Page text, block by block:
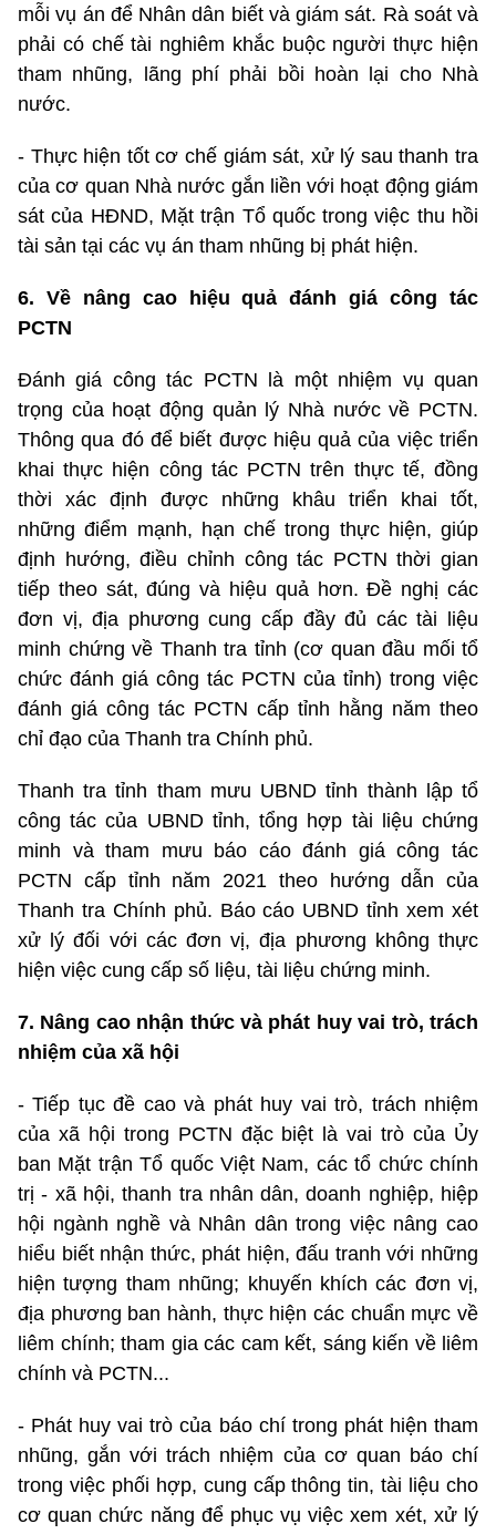
mỗi vụ án để Nhân dân biết và giám sát. Rà soát và
phải có chế tài nghiêm khắc buộc người thực hiện
tham nhũng, lãng phí phải bồi hoàn lại cho Nhà
nước.
- Thực hiện tốt cơ chế giám sát, xử lý sau thanh tra
của cơ quan Nhà nước gắn liền với hoạt động giám
sát của HĐND, Mặt trận Tổ quốc trong việc thu hồi
tài sản tại các vụ án tham nhũng bị phát hiện.
6. Về nâng cao hiệu quả đánh giá công tác
PCTN
Đánh giá công tác PCTN là một nhiệm vụ quan
trọng của hoạt động quản lý Nhà nước về PCTN.
Thông qua đó để biết được hiệu quả của việc triển
khai thực hiện công tác PCTN trên thực tế, đồng
thời xác định được những khâu triển khai tốt,
những điểm mạnh, hạn chế trong thực hiện, giúp
định hướng, điều chỉnh công tác PCTN thời gian
tiếp theo sát, đúng và hiệu quả hơn. Đề nghị các
đơn vị, địa phương cung cấp đầy đủ các tài liệu
minh chứng về Thanh tra tỉnh (cơ quan đầu mối tổ
chức đánh giá công tác PCTN của tỉnh) trong việc
đánh giá công tác PCTN cấp tỉnh hằng năm theo
chỉ đạo của Thanh tra Chính phủ.
Thanh tra tỉnh tham mưu UBND tỉnh thành lập tổ
công tác của UBND tỉnh, tổng hợp tài liệu chứng
minh và tham mưu báo cáo đánh giá công tác
PCTN cấp tỉnh năm 2021 theo hướng dẫn của
Thanh tra Chính phủ. Báo cáo UBND tỉnh xem xét
xử lý đối với các đơn vị, địa phương không thực
hiện việc cung cấp số liệu, tài liệu chứng minh.
7. Nâng cao nhận thức và phát huy vai trò, trách
nhiệm của xã hội
- Tiếp tục đề cao và phát huy vai trò, trách nhiệm
của xã hội trong PCTN đặc biệt là vai trò của Ủy
ban Mặt trận Tổ quốc Việt Nam, các tổ chức chính
trị - xã hội, thanh tra nhân dân, doanh nghiệp, hiệp
hội ngành nghề và Nhân dân trong việc nâng cao
hiểu biết nhận thức, phát hiện, đấu tranh với những
hiện tượng tham nhũng; khuyến khích các đơn vị,
địa phương ban hành, thực hiện các chuẩn mực về
liêm chính; tham gia các cam kết, sáng kiến về liêm
chính và PCTN...
- Phát huy vai trò của báo chí trong phát hiện tham
nhũng, gắn với trách nhiệm của cơ quan báo chí
trong việc phối hợp, cung cấp thông tin, tài liệu cho
cơ quan chức năng để phục vụ việc xem xét, xử lý